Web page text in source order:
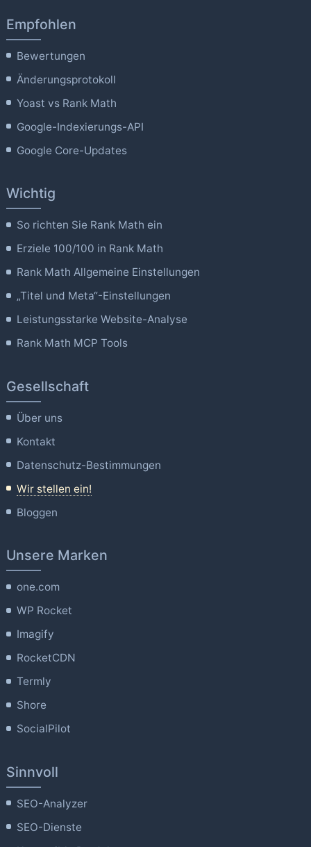
Empfohlen
Bewertungen
Änderungsprotokoll
Yoast vs Rank Math
Google-Indexierungs-API
Google Core-Updates
Wichtig
So richten Sie Rank Math ein
Erziele 100/100 in Rank Math
Rank Math Allgemeine Einstellungen
„Titel und Meta“-Einstellungen
Leistungsstarke Website-Analyse
Rank Math MCP Tools
Gesellschaft
Über uns
Kontakt
Datenschutz-Bestimmungen
Wir stellen ein!
Bloggen
Unsere Marken
one.com
WP Rocket
Imagify
RocketCDN
Termly
Shore
SocialPilot
Sinnvoll
SEO-Analyzer
SEO-Dienste